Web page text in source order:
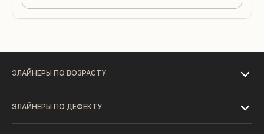
ЭЛАЙНЕРЫ ПО ВОЗРАСТУ
ЭЛАЙНЕРЫ ПО ДЕФЕКТУ